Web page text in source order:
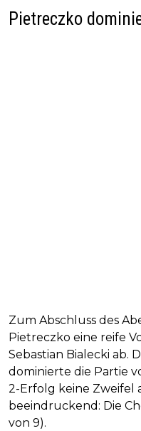
Pietreczko
Zum Abschluss des
Pietreczko eine reife
Sebastian Bialecki ab.
dominierte die Partie
2-Erfolg keine Zweifel
beeindruckend: Die
von 9).